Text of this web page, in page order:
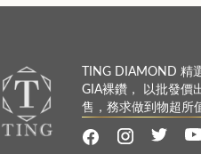
TING DIAMOND 精
GIA裸鑽， 以批發價
售，務求做到物超所